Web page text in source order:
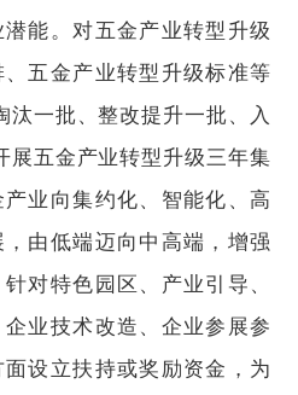
能。对五金产业转型升级
五金产业转型升级标准等
汰一批、整改提升一批、入
展五金产业转型升级三年集
业向集约化、智能化、高
由低端迈向中高端，增强
对特色园区、产业引导、
业技术改造、企业参展参
设立扶持或奖励资金，为